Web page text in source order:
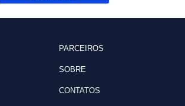
PARCEIROS
SOBRE
CONTATOS